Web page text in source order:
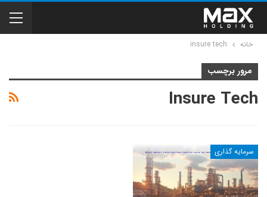
خانه insure tech
مرور برچسب
Insure Tech
سرمایه گذاری